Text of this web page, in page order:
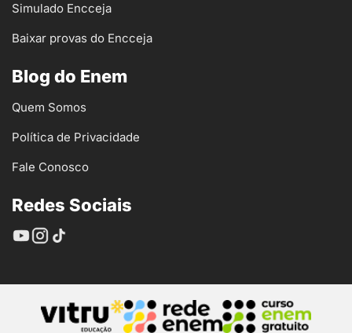
Simulado Encceja
Baixar provas do Encceja
Blog do Enem
Quem Somos
Política de Privacidade
Fale Conosco
Redes Sociais